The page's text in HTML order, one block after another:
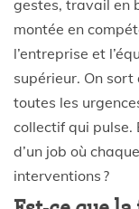
gestes, travail en
montée en
l’entreprise et
supérieur. On
toutes les
collectif qui pulse.
d’un job où
interventions ?